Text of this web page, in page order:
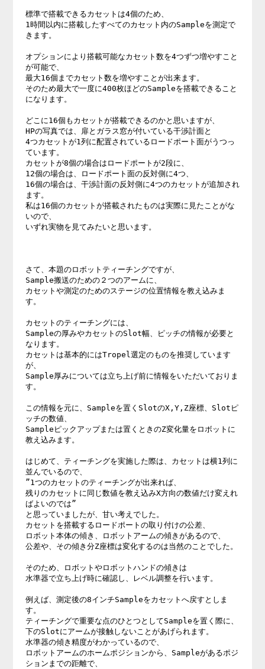
標準で搭載できるカセットは4個のため、
1時間以内に搭載したすべてのカセット内のSampleを測定で
きます。
オプションにより搭載可能なカセット数を4つずつ増やすこと
が可能で、
最大16個までカセット数を増やすことが出来ます。
そのため最大で一度に400枚ほどのSampleを搭載できること
になります。
どこに16個もカセットが搭載できるのかと思いますが、
HPの写真では、扉とガラス窓が付いている干渉計面と
4つカセットが1列に配置されているロードポート面がうつっ
ています。
カセットが8個の場合はロードポートが2段に、
12個の場合は、ロードポート面の反対側に4つ、
16個の場合は、干渉計面の反対側に4つのカセットが追加され
ます。
私は16個のカセットが搭載されたものは実際に見たことがな
いので、
いずれ実物を見てみたいと思います。
さて、本題のロボットティーチングですが、
Sample搬送のための２つのアームに、
カセットや測定のためのステージの位置情報を教え込みま
す。
カセットのティーチングには、
Sampleの厚みやカセットのSlot幅、ピッチの情報が必要と
なります。
カセットは基本的にはTropel選定のものを推奨しています
が、
Sample厚みについては立ち上げ前に情報をいただいておりま
す。
この情報を元に、Sampleを置くSlotのX,Y,Z座標、Slotピ
ッチの数値、
Sampleピックアップまたは置くときのZ変化量をロボットに
教え込みます。
はじめて、ティーチングを実施した際は、カセットは横1列に
並んでいるので、
”1つのカセットのティーチングが出来れば、
残りのカセットに同じ数値を教え込みX方向の数値だけ変えれ
ばよいのでは”
と思っていましたが、甘い考えでした。
カセットを搭載するロードポートの取り付けの公差、
ロボット本体の傾き、ロボットアームの傾きがあるので、
公差や、その傾き分Z座標は変化するのは当然のことでした。
そのため、ロボットやロボットハンドの傾きは
水準器で立ち上げ時に確認し、レベル調整を行います。
例えば、測定後の8インチSampleをカセットへ戻すとしま
す。
ティーチングで重要な点のひとつとしてSampleを置く際に、
下のSlotにアームが接触しないことがあげられます。
水準器の傾き精度がわかっているので、
ロボットアームのホームポジションから、Sampleがあるポジ
ションまでの距離で、